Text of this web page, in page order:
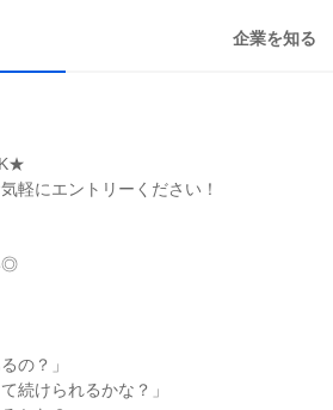
企業を知る
軽にエントリーください！
◎
の？」
続けられるかな？」